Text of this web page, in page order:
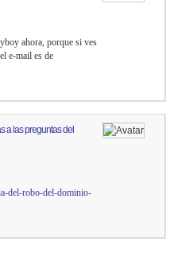
ahora, porque si ves
e-mail es de
a las preguntas del
del-robo-del-dominio-